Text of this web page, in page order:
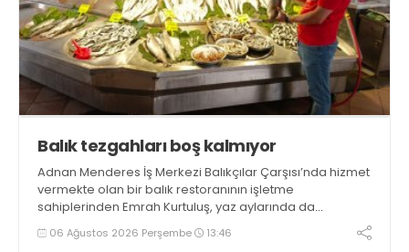
Balık tezgahları boş kalmıyor
Adnan Menderes İş Merkezi Balıkçılar Çarşısı’nda hizmet
vermekte olan bir balık restoranının işletme
sahiplerinden Emrah Kurtuluş, yaz aylarında da
tezgahlarda taze balık bulunduğunu ifade ederek “Yıl
boyunca tezgahlarda taze balık bulmak mümkün
06 Ağustos 2026 Perşembe 13:46